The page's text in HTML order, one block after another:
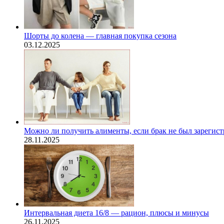
Шорты до колена — главная покупка сезона
03.12.2025
Можно ли получить алименты, если брак не был
28.11.2025
Интервальная диета 16/8 — рацион, плюсы и минусы
26.11.2025